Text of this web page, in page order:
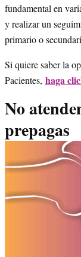
fundamental en
y realizar un
primario o
Si quiere saber la
Pacientes, haga
No
prepagas